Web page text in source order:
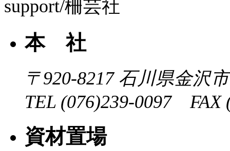
本 社
〒920-8217 石川県金沢
TEL (076)239-0097 FAX
資材置場